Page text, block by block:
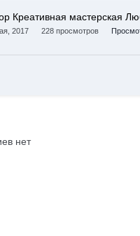
Креативная мастерская
2017 228 просмотров
нет